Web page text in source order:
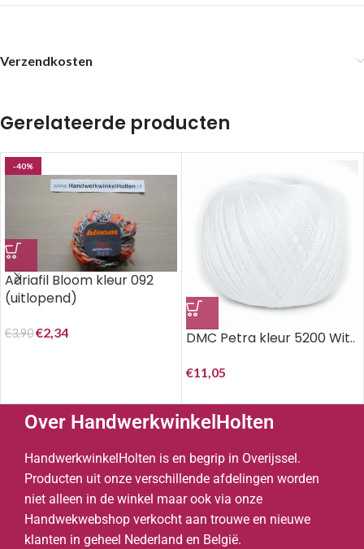
Verzendkosten
Gerelateerde producten
-40%
Adriafil Bloom kleur 092
(uitlopend)
€3,90€2,34 DMC Petra kleur 5200 Wit..
€11,05
Over HandwerkwinkelHolten
HandwerkwinkelHolten is en begrip in Overijssel.
Producten uit onze verschillende afdelingen worden
niet alleen in de winkel maar ook via onze
Handwekwebshop verkocht aan trouwe en nieuwe
klanten in geheel Nederland en België.